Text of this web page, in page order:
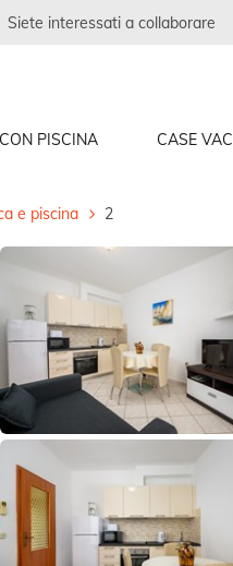
Siete interessati a collaborare
PISCINA CASE
e piscina 2